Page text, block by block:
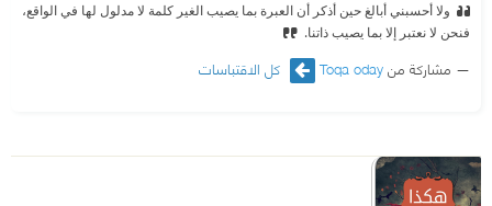
ولا أحسبني أبالغ حين أذكر أن العبرة بما يصيب الغير كلمة لا مدلول لها في الواقع،
فنحن لا نعتبر إلا بما يصيب ذاتنا.
مشاركة منToqa oday كل الاقتباسات